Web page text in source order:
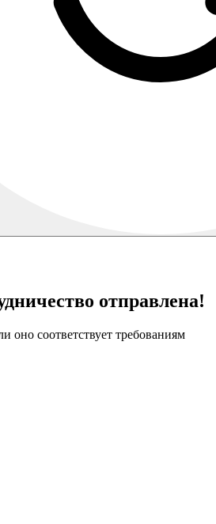
отправлена!
оно соответствует требованиям